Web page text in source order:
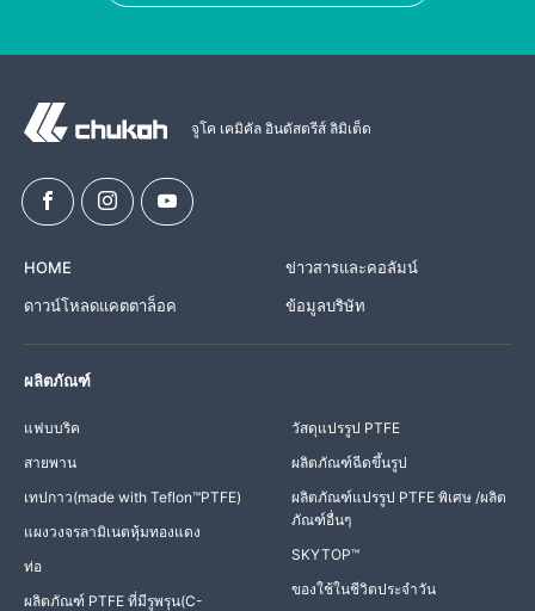
จูโค เคมิคัล อินดัสตรีส์ ลิมิเต็ด
HOME
ข่าวสารและคอลัมน์
ดาวน์โหลดแคตตาล็อค
ข้อมูลบริษัท
ผลิตภัณฑ์
แฟบบริค
สายพาน
เทปกาว(made with Teflon™PTFE)
แผงวงจรลามิเนตหุ้มทองแดง
ท่อ
ผลิตภัณฑ์ PTFE ที่มีรูพรุน(C-
วัสดุแปรรูป PTFE
ผลิตภัณฑ์ฉีดขึ้นรูป
ผลิตภัณฑ์แปรรูป PTFE พิเศษ /ผลิต
ภัณฑ์อื่นๆ
SKYTOP™
ของใช้ในชีวิตประจำวัน